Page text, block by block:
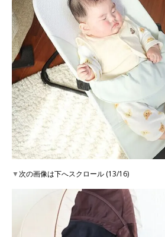
▼次の画像は下へスクロール (13/16)